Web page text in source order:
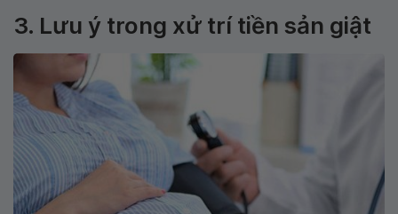
3. Lưu ý trong xử trí tiền sản giật